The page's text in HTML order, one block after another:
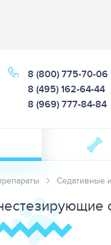
8 (800) 775-70-06
8 (495) 162-64-44
8 (969) 777-84-84
Седативные